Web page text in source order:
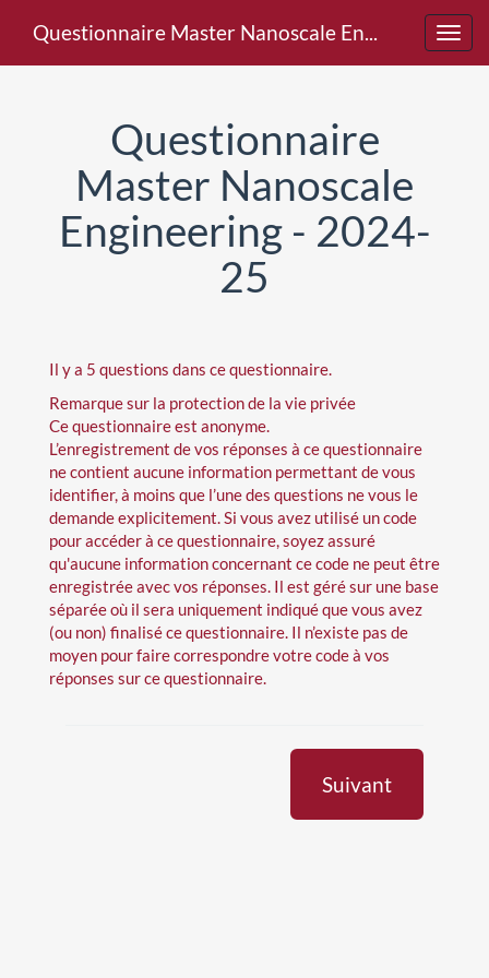
Questionnaire
Master Nanoscale
Engineering - 2024-
25
Il y a 5 questions dans ce questionnaire.
Remarque sur la protection de la vie privée
Ce questionnaire est anonyme.
L’enregistrement de vos réponses à ce questionnaire
ne contient aucune information permettant de vous
identifier, à moins que l’une des questions ne vous le
demande explicitement. Si vous avez utilisé un code
pour accéder à ce questionnaire, soyez assuré
qu'aucune information concernant ce code ne peut être
enregistrée avec vos réponses. Il est géré sur une base
séparée où il sera uniquement indiqué que vous avez
(ou non) finalisé ce questionnaire. Il n’existe pas de
moyen pour faire correspondre votre code à vos
réponses sur ce questionnaire.
Suivant